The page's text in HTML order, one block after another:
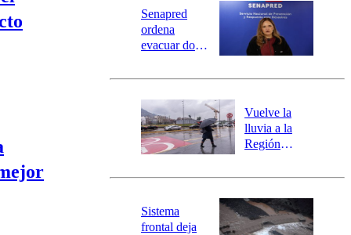
Universidad de Chile
Sustentabilidad
Senapred
ordena
evacuar dos
Carahue por
río Damas:
activa
mensajería
SAE
Vuelve la
lluvia a la
Región
este es el
la DMC para
este viernes
Sistema
frontal deja